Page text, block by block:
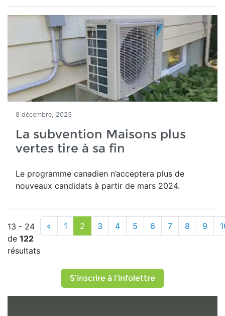
8 décembre, 2023
La subvention Maisons plus
vertes tire à sa fin
Le programme canadien n’acceptera plus de
nouveaux candidats à partir de mars 2024.
13 - 24
de 122
résultats
« 1 2 3 4 5 6 7 8 9
S'inscrire à l'infolettre